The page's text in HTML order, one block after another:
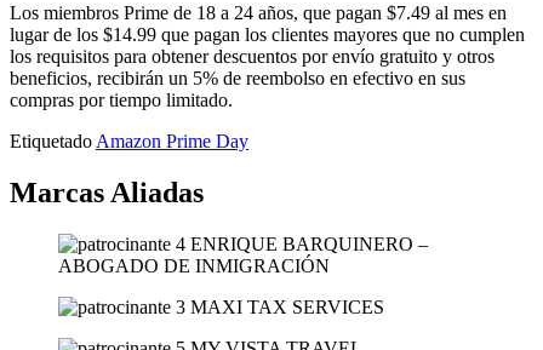
Los miembros Prime de 18 a 24 años, que pagan $7.49 al mes en
lugar de los $14.99 que pagan los clientes mayores que no cumplen
los requisitos para obtener descuentos por envío gratuito y otros
beneficios, recibirán un 5% de reembolso en efectivo en sus
compras por tiempo limitado.
Etiquetado Amazon Prime Day
Marcas Aliadas